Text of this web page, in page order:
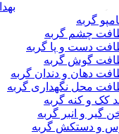
گربه
چشم گربه
دست و پا گربه
گوش گربه
دهان و دندان گربه
محل نگهداری گربه
کک و کنه گربه
گیر و انبر گربه
و دستکش گربه